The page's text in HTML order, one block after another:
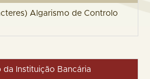
Algarismo de Controlo
Instituição Bancária